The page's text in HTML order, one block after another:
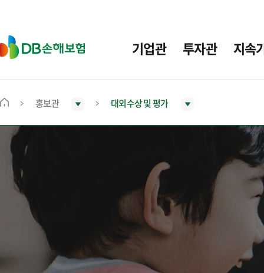
D
B
보
기업관 투자관 지속
메
홍보관 대외수상 및 평가